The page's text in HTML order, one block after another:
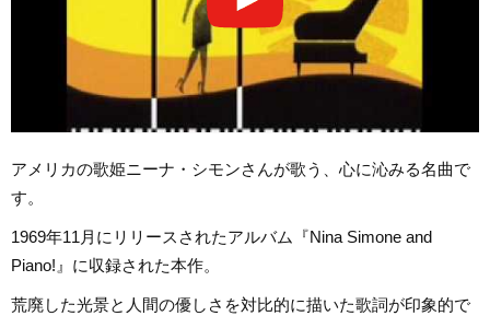
アメリカの歌姫ニーナ・シモンさんが歌う、心に沁みる名曲で
す。
1969年11月にリリースされたアルバム『Nina Simone and
Piano!』に収録された本作。
荒廃した光景と人間の優しさを対比的に描いた歌詞が印象的で